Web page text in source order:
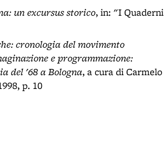
un excursus storico, in: "I Quaderni
cronologia del movimento
e programmazione:
del '68 a Bologna, a cura di Carmelo
p. 10